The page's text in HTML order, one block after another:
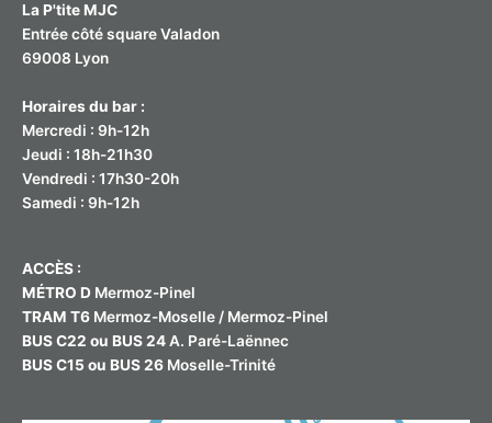
La P'tite MJC
Entrée côté square Valadon
69008 Lyon
Horaires du bar :
Mercredi : 9h-12h
Jeudi : 18h-21h30
Vendredi : 17h30-20h
Samedi : 9h-12h
ACCÈS :
MÉTRO D Mermoz-Pinel
TRAM T6 Mermoz-Moselle / Mermoz-Pinel
BUS C22 ou BUS 24A. Paré-Laënnec
BUS C15 ou BUS 26 Moselle-Trinité